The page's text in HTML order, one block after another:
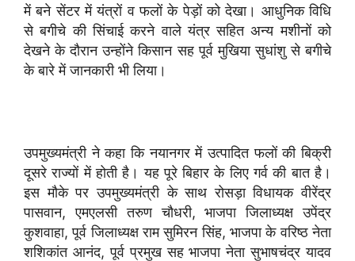
में बने सेंटर में यंत्रों व फलों के पेड़ों को देखा। आधुनिक विधि
से बगीचे की सिंचाई करने वाले यंत्र सहित अन्य मशीनों को
देखने के दौरान उन्होंने किसान सह पूर्व मुखिया सुधांशु से बगीचे
के बारे में जानकारी भी लिया।
उपमुख्यमंत्री ने कहा कि नयानगर में उत्पादित फलों की बिक्री
दूसरे राज्यों में होती है। यह पूरे बिहार के लिए गर्व की बात है।
इस मौके पर उपमुख्यमंत्री के साथ रोसड़ा विधायक वीरेंद्र
पासवान, एमएलसी तरुण चौधरी, भाजपा जिलाध्यक्ष उपेंद्र
कुशवाहा, पूर्व जिलाध्यक्ष राम सुमिरन सिंह, भाजपा के वरिष्ठ नेता
शशिकांत आनंद, पूर्व प्रमुख सह भाजपा नेता सुभाषचंद्र यादव